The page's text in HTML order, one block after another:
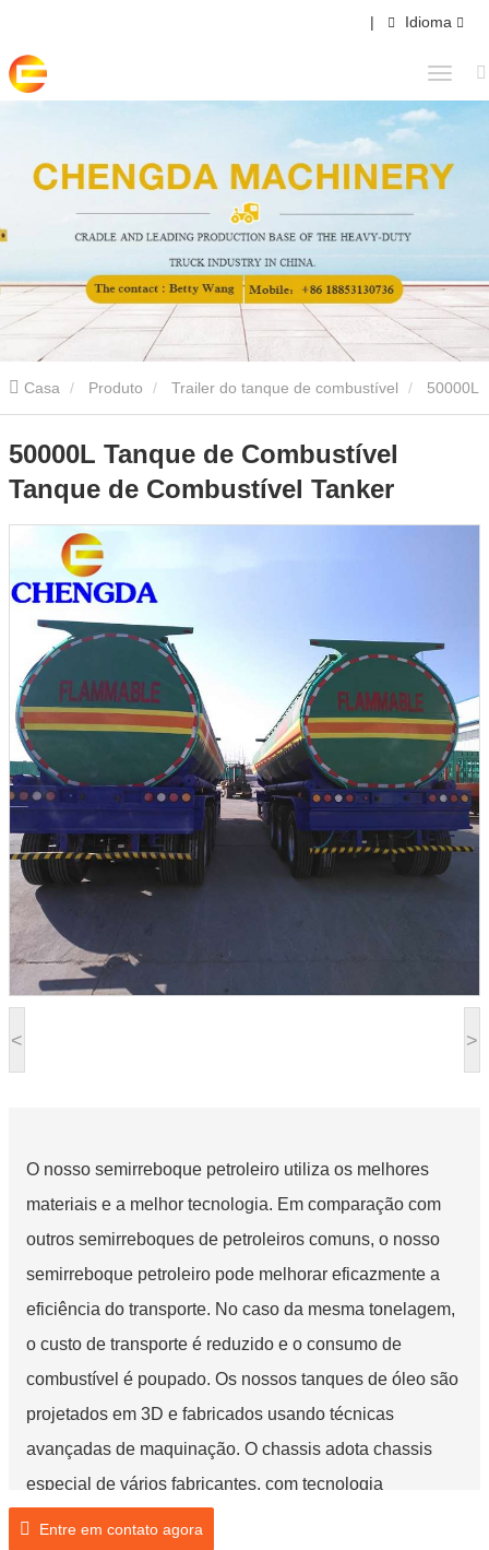
| Idioma
Casa Produto Trailer do tanque de combustível
Tanque de Combustível Tanque de Combustível Tanker
< >
50000L Tanque de Combustível
Tanque de Combustível Tanker
O nosso semirreboque petroleiro utiliza os melhores
materiais e a melhor tecnologia. Em comparação com
outros semirreboques de petroleiros comuns, o nosso
semirreboque petroleiro pode melhorar eficazmente a
eficiência do transporte. No caso da mesma tonelagem,
o custo de transporte é reduzido e o consumo de
combustível é poupado. Os nossos tanques de óleo são
projetados em 3D e fabricados usando técnicas
avançadas de maquinação. O chassis adota chassis
especial de vários fabricantes, com tecnologia
avançada e desempenho fiável.
Entre em contato agora